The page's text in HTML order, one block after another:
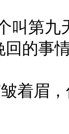
叫第九
的事
着眉